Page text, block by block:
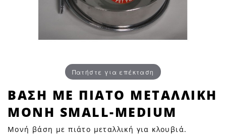
Πατήστε για επέκταση
ΒΑΣΗ
ΜΕ
ΠΙΑΤΟ
ΜΕΤΑΛΛΙΚΗ
ΒΑΣΗ ΜΕ ΠΙΑΤΟ ΜΕΤΑΛΛΙΚΗ
ΜΟΝΗ SMALL-MEDIUM
Μονή βάση με πιάτο μεταλλική για κλουβιά.